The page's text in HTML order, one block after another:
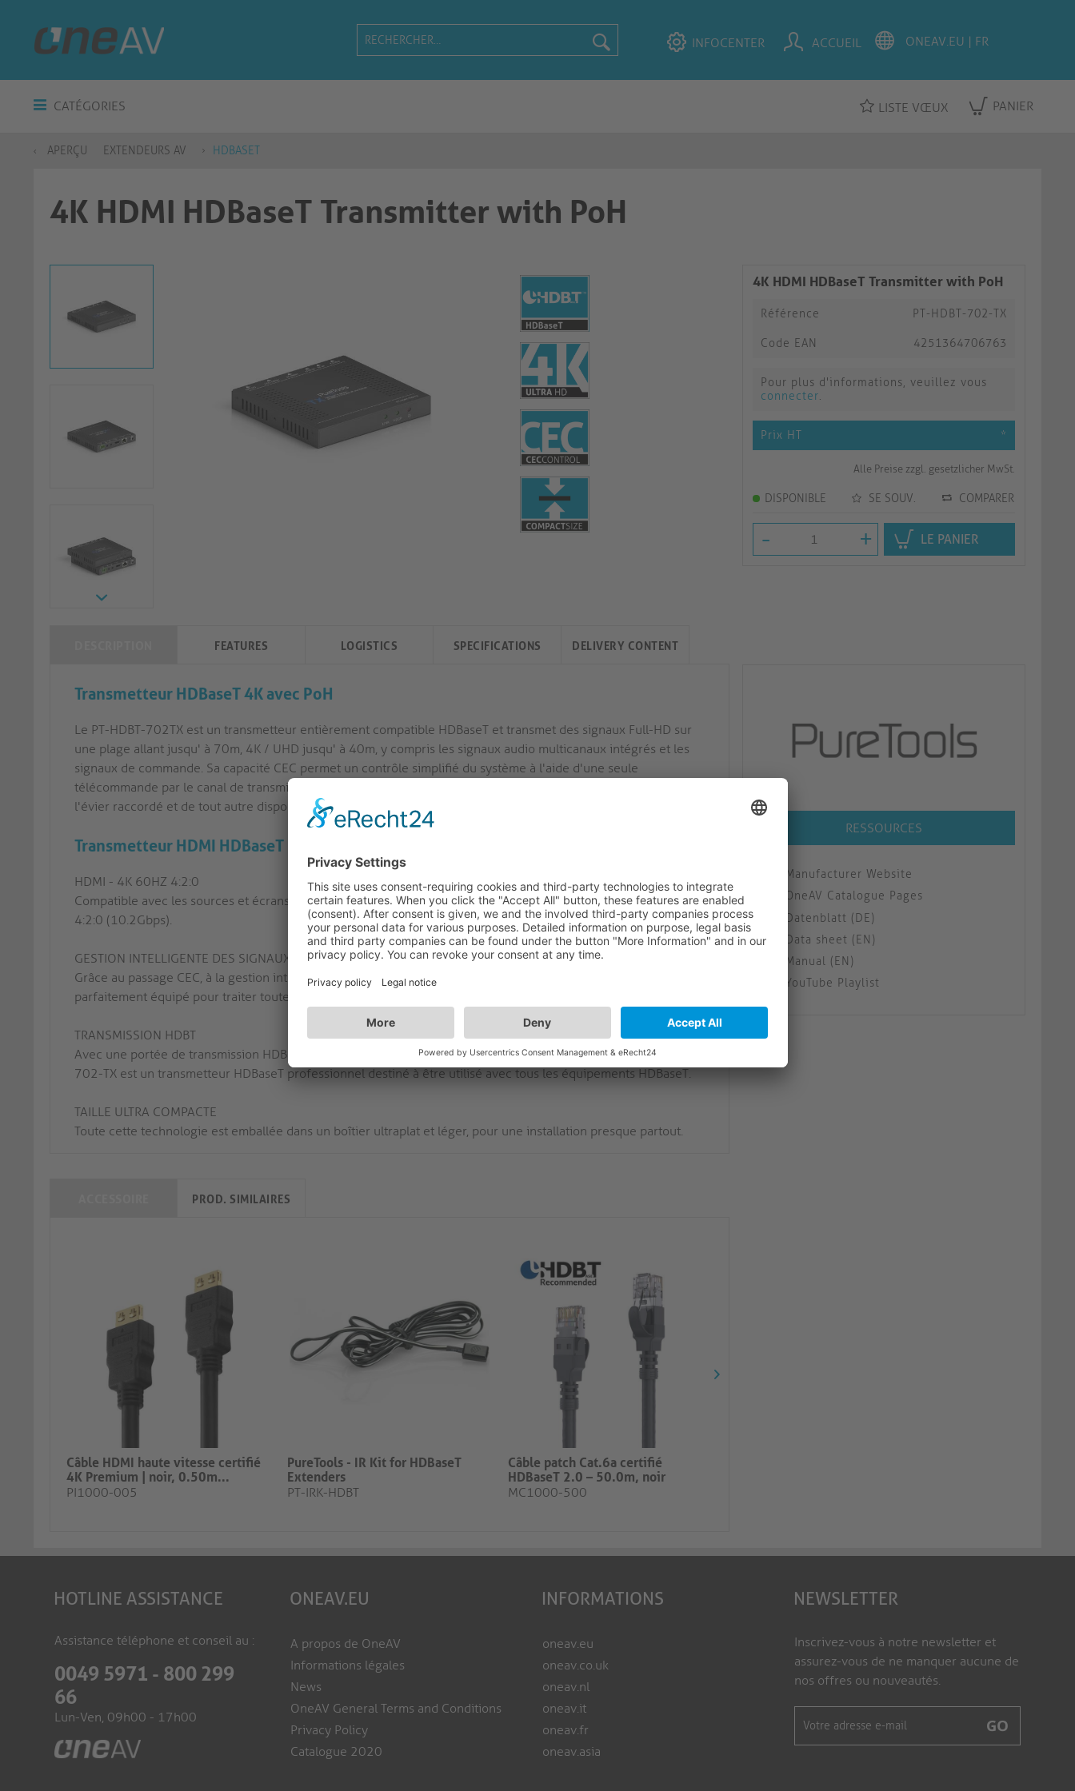
INFOCENTER ACCUEIL
CATÉGORIES LISTE VŒUX PANIER
APERÇU EXTENDEURS AV HDBASET
4K HDMI HDBaseT Transmitter with PoH
4K HDMI HDBaseT Transmitter with PoH
Référence PT-HDBT-702-TX
Code EAN 4251364706763
Pour plus d'informations, veuillez vous
connecter.
Prix HT *
Alle Preise zzgl. gesetzlicher MwSt.
DISPONIBLE SE SOUV. COMPARER
- + LE PANIER
RESSOURCES
Manufacturer Website
OneAV Catalogue Pages
Datenblatt (DE)
Data sheet (EN)
Manual (EN)
YouTube Playlist
FEATURES LOGISTICS SPECIFICATIONS DELIVERY CONTENT
Transmetteur HDBaseT 4K avec PoH
Le PT-HDBT-702TX est un transmetteur entièrement compatible HDBaseT et transmet des signaux Full-HD sur
une plage allant jusqu' à 70m, 4K / UHD jusqu' à 40m, y compris les signaux audio multicanaux intégrés et les
signaux de commande. Sa capacité CEC permet un contrôle simplifié du système à l'aide d'une seule
télécommande par le canal de transmission du CEC. Son PoH bidirectionnel permet l'alimentation à distance de
l'évier raccordé et de tout autre dispositif compatible PoH.
Transmetteur HDMI HDBaseT
HDMI - 4K 60HZ 4:2:0
Compatible avec les sources et écrans HDMI 4K, affichant des signaux à des résolutions allant jusqu' à 4K @60
4:2:0 (10.2Gbps).
GESTION INTELLIGENTE DES SIGNAUX
Grâce au passage CEC, à la gestion intelligente EDID, à l'IR et au passage RS232, le PT-HDBT-702-TX est
parfaitement équipé pour traiter toutes vos données sans difficulté. Plug and play..
TRANSMISSION HDBT
Avec une portée de transmission HDBaseT jusqu' à 40m à 4K (70m à 1080p) et PoH bidirectionnel, le PT-HDBT-
702-TX est un transmetteur HDBaseT professionnel destiné à être utilisé avec tous les équipements HDBaseT.
TAILLE ULTRA COMPACTE
Toute cette technologie est emballée dans un boîtier ultraplat et léger, pour une installation presque partout.
PROD. SIMILAIRES
Câble HDMI haute vitesse certifié
4K Premium | noir, 0.50m​...
PI1000-005
PureTools - IR Kit for HDBaseT
Extenders
PT-IRK-HDBT
Câble patch Cat.6a certifié
HDBaseT 2.0 – 50.0m, noir​​​​​​​
MC1000-500
HOTLINE ASSISTANCE
Assistance téléphone et conseil au :
0049 5971 - 800 299
66
Lun-Ven, 09h00 - 17h00
ONEAV.EU
A propos de OneAV
Informations légales
News
OneAV General Terms and Conditions
Privacy Policy
Catalogue 2020
INFORMATIONS
oneav.eu
oneav.co.uk
oneav.nl
oneav.it
oneav.fr
oneav.asia
NEWSLETTER
Inscrivez-vous à notre newsletter et
assurez-vous de ne manquer aucune de
nos offres ou nouveautés.